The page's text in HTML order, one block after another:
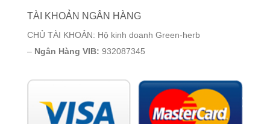
TÀI KHOẢN NGÂN HÀNG
CHỦ TÀI KHOẢN: Hộ kinh doanh Green-herb
– Ngân Hàng VIB: 932087345